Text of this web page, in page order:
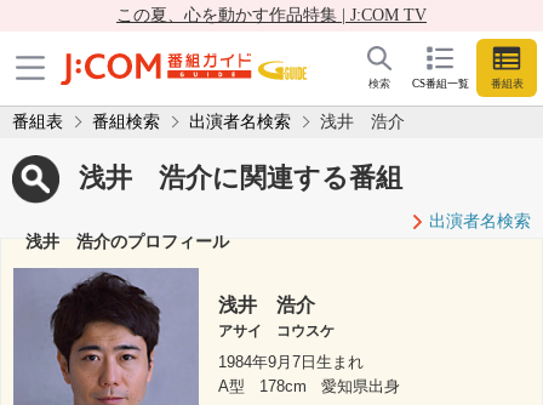
この夏、心を動かす作品特集 | J:COM TV
CS番組一覧 番組表
検索
番組表 番組検索 出演者名検索 浅井 浩介
浅井 浩介に関連する番組
出演者名検索
浅井 浩介のプロフィール
浅井 浩介
アサイ コウスケ
1984年9月7日生まれ
A型
178cm
愛知県出身